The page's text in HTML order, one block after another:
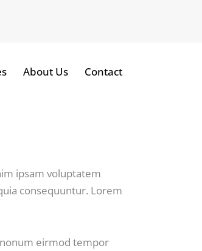
About Us Contact
ipsam voluptatem
consequuntur. Lorem
eirmod tempor